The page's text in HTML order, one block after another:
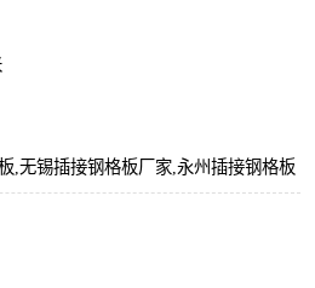
,无锡插接钢格板厂家,永州插接钢格板